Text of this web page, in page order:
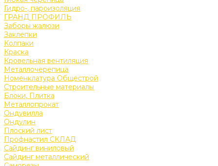
Гидро-, пароизоляция
ГРАНД ПРОФИЛЬ
Заборы жалюзи
Заклепки
Колпаки
Краска
Кровельная вентиляция
Металлочерепица
Номенклатура Общестрой
Строительные материалы
Блоки, Плитка
Металлопрокат
Ондувилла
Ондулин
Плоский лист
Профнастил СКЛАД
Сайдинг виниловый
Сайдинг металлический